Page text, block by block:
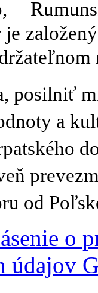
posilniť
a
od
o
údajov